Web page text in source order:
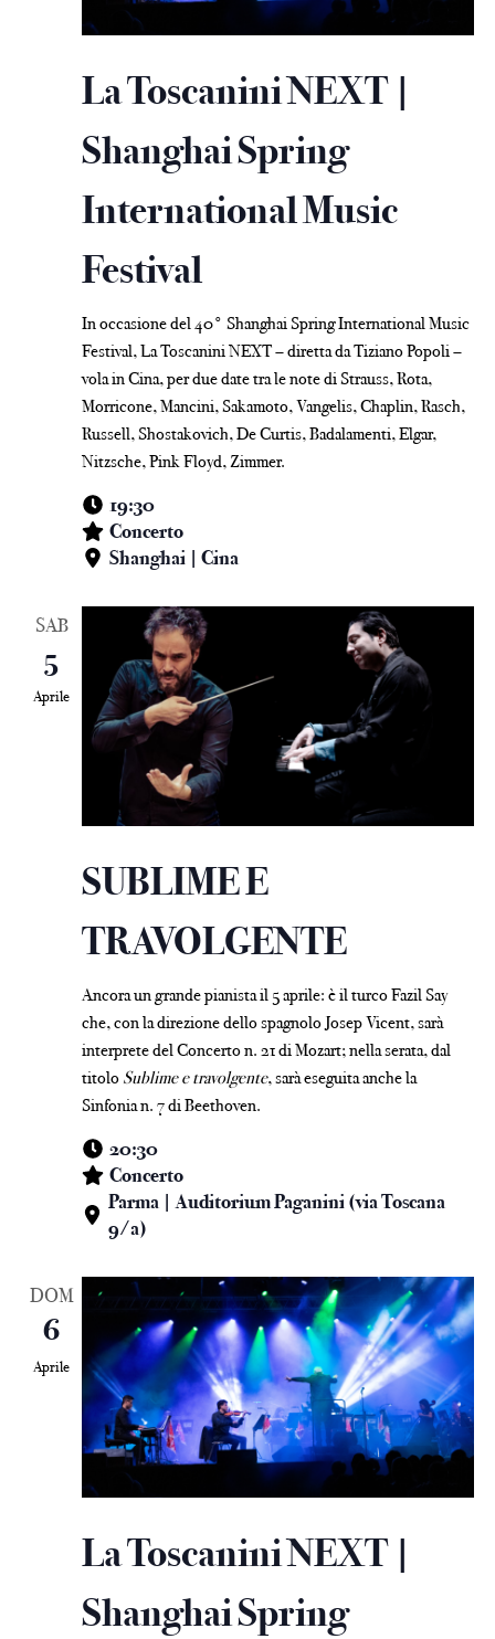
La Toscanini NEXT |
Shanghai Spring
International Music
Festival
In occasione del 40° Shanghai Spring International Music
Festival, La Toscanini NEXT – diretta da Tiziano Popoli –
vola in Cina, per due date tra le note di Strauss, Rota,
Morricone, Mancini, Sakamoto, Vangelis, Chaplin, Rasch,
Russell, Shostakovich, De Curtis, Badalamenti, Elgar,
Nitzsche, Pink Floyd, Zimmer.
19:30
Concerto
Shanghai | Cina
SAB
5
Aprile
SUBLIME E
TRAVOLGENTE
Ancora un grande pianista il 5 aprile: è il turco Fazil Say
che, con la direzione dello spagnolo Josep Vicent, sarà
interprete del Concerto n. 21 di Mozart; nella serata, dal
titolo Sublime e travolgente, sarà eseguita anche la
Sinfonia n. 7 di Beethoven.
20:30
Concerto
Parma | Auditorium Paganini (via Toscana
9/a)
DOM
6
Aprile
La Toscanini NEXT |
Shanghai Spring